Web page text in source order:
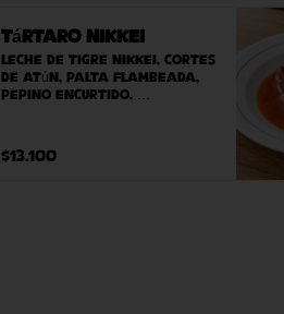
Tártaro Nikkei
Leche de tigre nikkei, cortes
de atún, palta flambeada,
pepino encurtido,
nuestro pan casero.
$13.100